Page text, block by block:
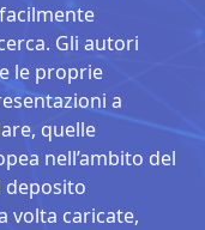
Gli autori
le proprie
a
quelle
nell’ambito del
deposito
volta caricate,